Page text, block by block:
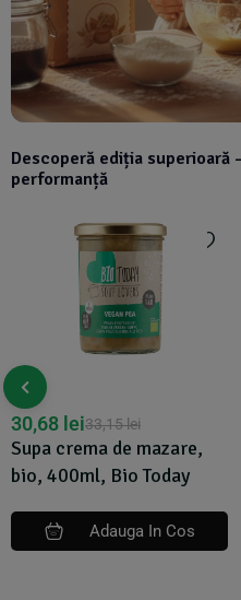
Descoperă ediția superioară
performanță
Supa crema de mazare,
bio, 400ml, Bio Today
33,15lei
30,68 lei
Adauga In Cos